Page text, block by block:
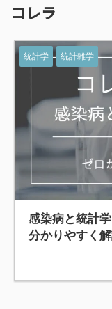
コレラ
統計学 統計雑学
感染病と統計
分かりやすく